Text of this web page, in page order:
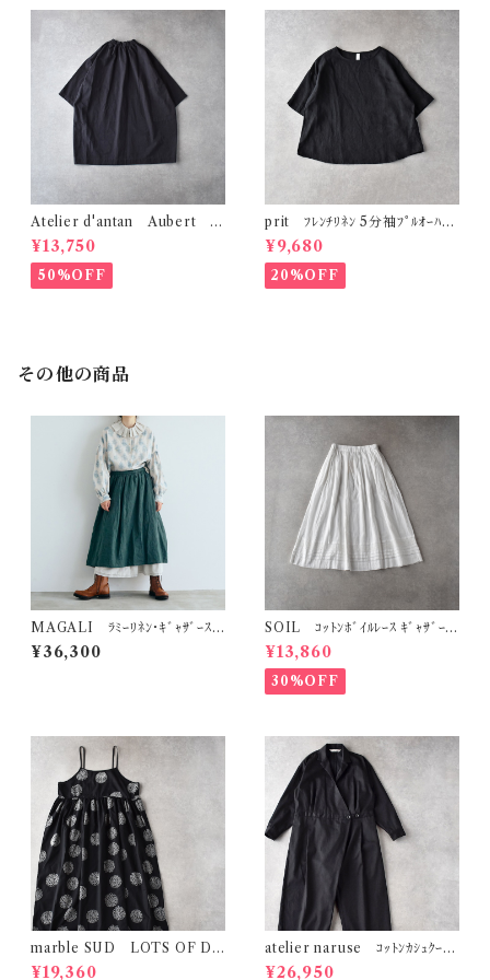
Atelier d'antan Aubert ｺｯ
ﾄﾝﾁｭﾆｯｸ (ﾀﾞｰｸｸﾞﾚｰ)
¥13,750
50%OFF
prit ﾌﾚﾝﾁﾘﾈﾝ 5分袖ﾌﾟﾙｵｰﾊﾞｰ
(ｸﾛ) P82643
¥9,680
20%OFF
その他の商品
MAGALI ﾗﾐｰﾘﾈﾝ･ｷﾞｬｻﾞｰｽｶ
ｰﾄ (ﾌｫﾚｽﾄｸﾞﾘｰﾝ) SK84GR
¥36,300
SOIL ｺｯﾄﾝﾎﾞｲﾙﾚｰｽ ｷﾞｬｻﾞｰｽ
ｶｰﾄ (ﾎﾜｲﾄ) NSL26093
¥13,860
30%OFF
marble SUD LOTS OF DO
T ｷﾞｬｻﾞｰｷｬﾐﾜﾝﾋﾟｰｽ (ﾌﾞﾗｯｸ)
¥19,360
atelier naruse ｺｯﾄﾝｶｼｭｸｰﾙ
ｼﾞｬﾝﾌﾟｽｰﾂ (ﾌﾞﾗｯｸ) h05110
¥26,950